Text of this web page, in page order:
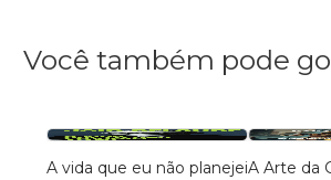
Você também pode
A vida que eu não planejeiA Arte da